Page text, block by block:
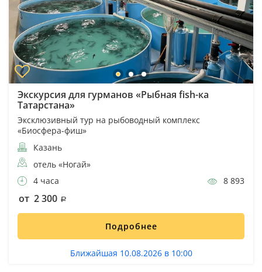
Экскурсия для гурманов «Рыбная fish-ка
Татарстана»
Эксклюзивный тур на рыбоводный комплекс
«Биосфера-фиш»
Казань
отель «Ногай»
4 часа
8 893
от 2 300
Подробнее
Ближайшая 10.08.2026 в 10:00